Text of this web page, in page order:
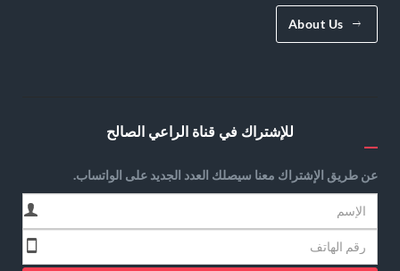
About Us
للإشتراك في قناة الراعي الصالح
عن طريق الإشتراك معنا سيصلك العدد الجديد على الواتساب.